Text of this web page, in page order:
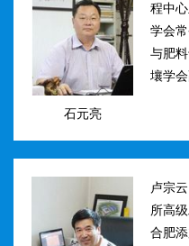
石元亮
程中
学会
与肥
壤学
家“十
卢宗
所高
合肥